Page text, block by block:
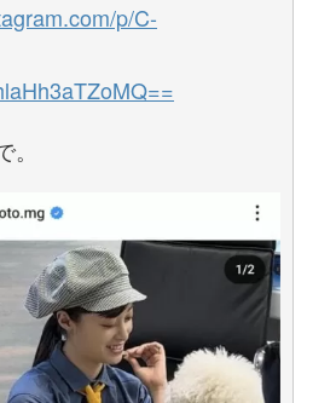
p/C-